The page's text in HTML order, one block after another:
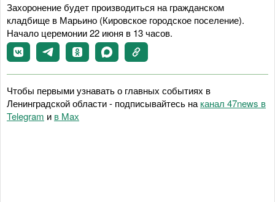
Захоронение будет производиться на гражданском
кладбище в Марьино (Кировское городское поселение).
Начало церемонии 22 июня в 13 часов.
Чтобы первыми узнавать о главных событиях в
Ленинградской области - подписывайтесь на канал 47news в
Telegram и в Maх